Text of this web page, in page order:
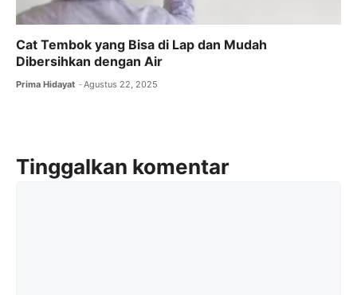
Cat Tembok yang Bisa di Lap dan Mudah
Dibersihkan dengan Air
Prima Hidayat Agustus 22, 2025
Tinggalkan komentar